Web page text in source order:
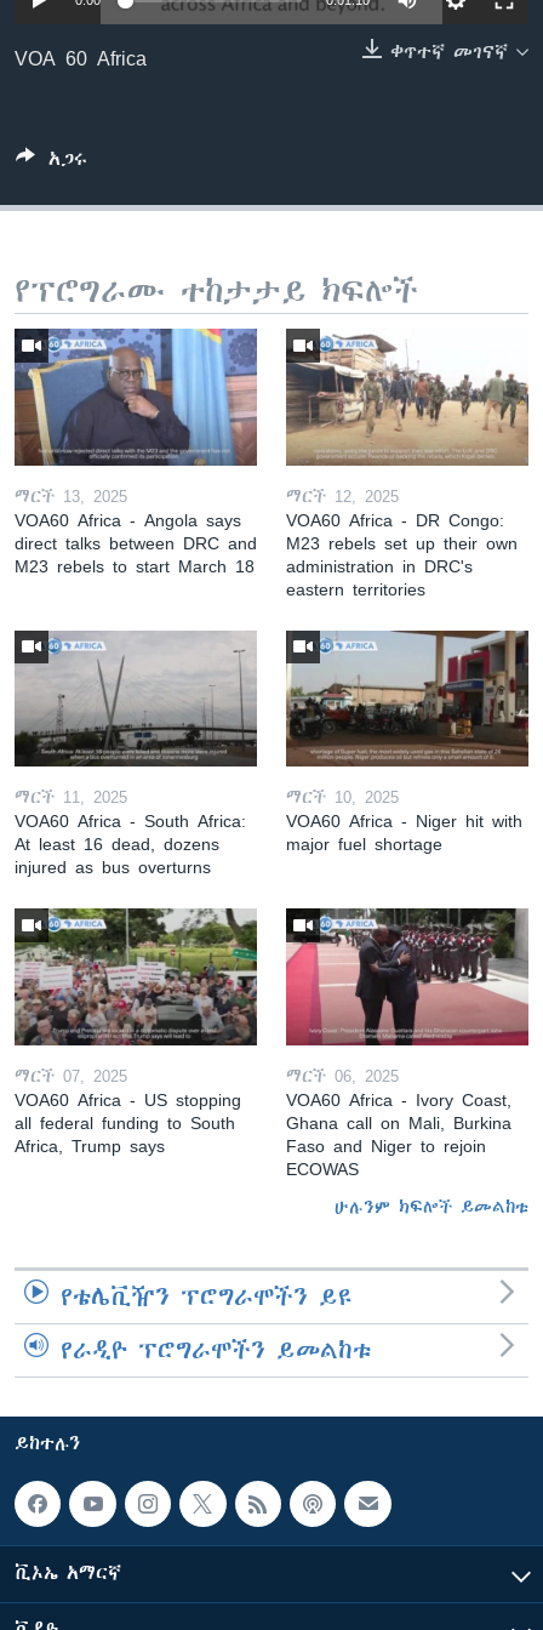
ቀጥተኛ መገናኛ
VOA 60 Africa
አጋሩ
የፕሮግራሙ ተከታታይ ክፍሎች
ማርች 13, 2025
VOA60 Africa - Angola says
direct talks between DRC and
M23 rebels to start March 18
ማርች 12, 2025
VOA60 Africa - DR Congo:
M23 rebels set up their own
administration in DRC's
eastern territories
ማርች 11, 2025
VOA60 Africa - South Africa:
At least 16 dead, dozens
injured as bus overturns
ማርች 10, 2025
VOA60 Africa - Niger hit with
major fuel shortage
ማርች 07, 2025
VOA60 Africa - US stopping
all federal funding to South
Africa, Trump says
ማርች 06, 2025
VOA60 Africa - Ivory Coast,
Ghana call on Mali, Burkina
Faso and Niger to rejoin
ECOWAS
ሁሉንም ክፍሎች ይመልከቱ
የቴሌቪዥን ፕሮግራሞችን ይዩ
የራዲዮ ፕሮግራሞችን ይመልከቱ
ይከተሉን
ቪኦኤ አማርኛ